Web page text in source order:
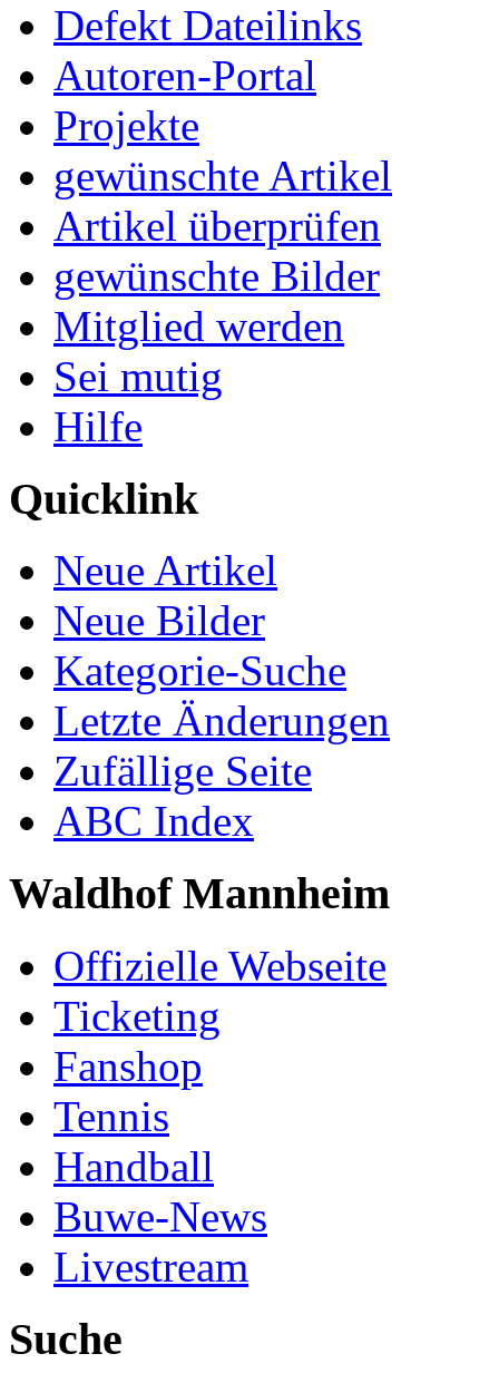
Defekt Dateilinks
Autoren-Portal
Projekte
gewünschte Artikel
Artikel überprüfen
gewünschte Bilder
Mitglied werden
Sei mutig
Hilfe
Quicklink
Neue Artikel
Neue Bilder
Kategorie-Suche
Letzte Änderungen
Zufällige Seite
ABC Index
Waldhof Mannheim
Offizielle Webseite
Ticketing
Fanshop
Tennis
Handball
Buwe-News
Livestream
Suche